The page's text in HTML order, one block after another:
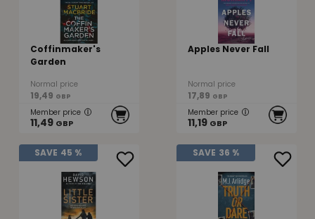
Coffinmaker's
Garden
Normal price
19,49 GBP
Member price
11,49 GBP
Apples Never Fall
Normal price
17,89 GBP
Member price
11,19 GBP
SAVE 45 % SAVE 36 %